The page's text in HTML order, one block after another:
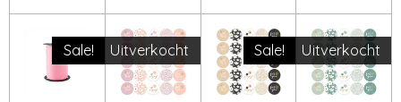
Sale! Uitverkocht Sale! Uitverkocht